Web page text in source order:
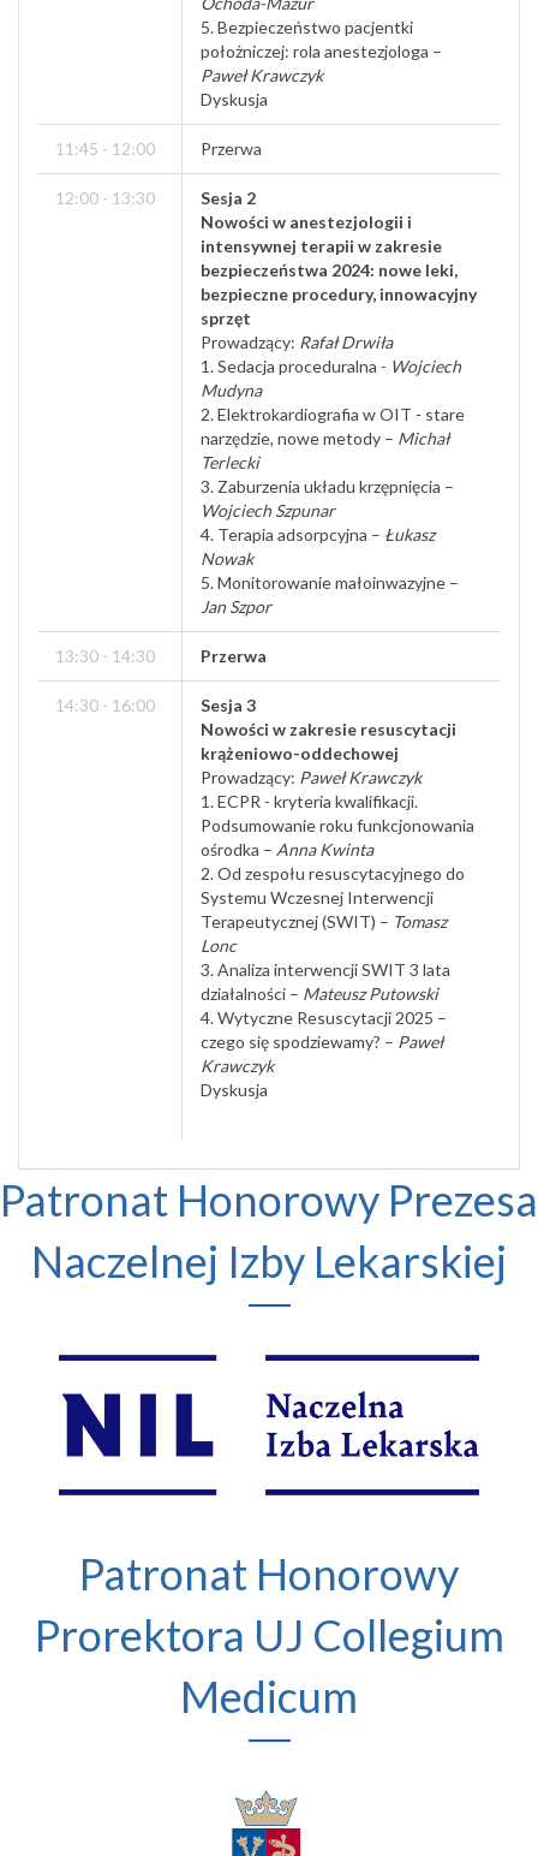
5. Bezpieczeństwo pacjentki
położniczej: rola anestezjologa –
Paweł Krawczyk
Dyskusja
11:45 - 12:00 Przerwa
12:00 - 13:30
Sesja 2
Nowości w anestezjologii i
intensywnej terapii w zakresie
bezpieczeństwa 2024: nowe leki,
bezpieczne procedury, innowacyjny
sprzęt
Prowadzący: Rafał Drwiła
1. Sedacja proceduralna - Wojciech
Mudyna
2. Elektrokardiografia w OIT - stare
narzędzie, nowe metody – Michał
Terlecki
3. Zaburzenia układu krzępnięcia –
Wojciech Szpunar
4. Terapia adsorpcyjna – Łukasz
Nowak
5. Monitorowanie małoinwazyjne –
Jan Szpor
13:30 - 14:30 Przerwa
14:30 - 16:00
Sesja 3
Nowości w zakresie resuscytacji
krążeniowo-oddechowej
Prowadzący: Paweł Krawczyk
1. ECPR - kryteria kwalifikacji.
Podsumowanie roku funkcjonowania
ośrodka – Anna Kwinta
2. Od zespołu resuscytacyjnego do
Systemu Wczesnej Interwencji
Terapeutycznej (SWIT) – Tomasz
Lonc
3. Analiza interwencji SWIT 3 lata
działalności – Mateusz Putowski
4. Wytyczne Resuscytacji 2025 –
czego się spodziewamy? – Paweł
Krawczyk
Dyskusja
Patronat Honorowy Prezesa
Naczelnej Izby Lekarskiej
Patronat Honorowy
Prorektora UJ Collegium
Medicum